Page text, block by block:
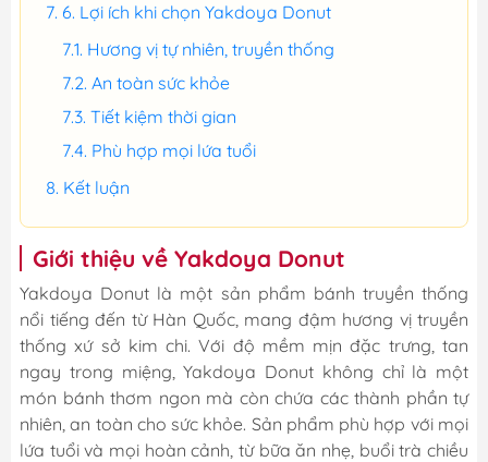
6. Lợi ích khi chọn Yakdoya Donut
Hương vị tự nhiên, truyền thống
An toàn sức khỏe
Tiết kiệm thời gian
Phù hợp mọi lứa tuổi
Kết luận
Giới thiệu về Yakdoya Donut
Yakdoya Donut là một sản phẩm bánh truyền thống
nổi tiếng đến từ Hàn Quốc, mang đậm hương vị truyền
thống xứ sở kim chi. Với độ mềm mịn đặc trưng, tan
ngay trong miệng, Yakdoya Donut không chỉ là một
món bánh thơm ngon mà còn chứa các thành phần tự
nhiên, an toàn cho sức khỏe. Sản phẩm phù hợp với mọi
lứa tuổi và mọi hoàn cảnh, từ bữa ăn nhẹ, buổi trà chiều